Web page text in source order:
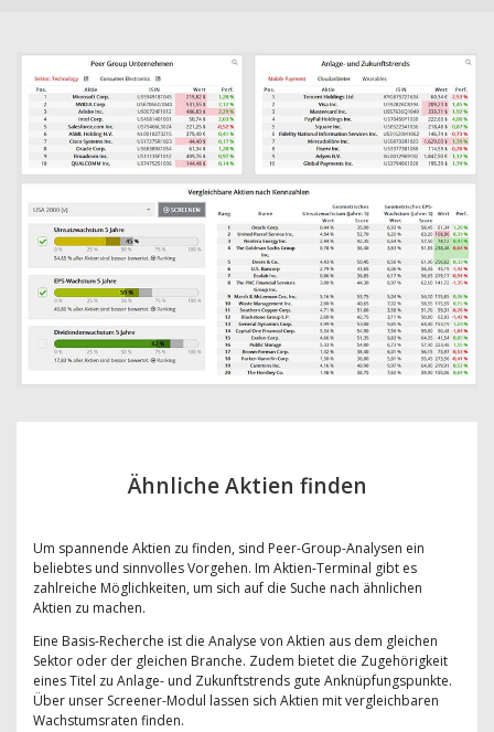
Ähnliche Aktien finden
Um spannende Aktien zu finden, sind Peer-Group-Analysen ein
beliebtes und sinnvolles Vorgehen. Im Aktien-Terminal gibt es
zahlreiche Möglichkeiten, um sich auf die Suche nach ähnlichen
Aktien zu machen.
Eine Basis-Recherche ist die Analyse von Aktien aus dem gleichen
Sektor oder der gleichen Branche. Zudem bietet die Zugehörigkeit
eines Titel zu Anlage- und Zukunftstrends gute Anknüpfungspunkte.
Über unser Screener-Modul lassen sich Aktien mit vergleichbaren
Wachstumsraten finden.